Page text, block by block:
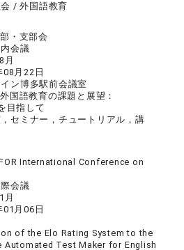
/ 外国語教育
・支部会
内会議
月
08月22日
ン博多駅前会議室
国語教育の課題と展望：
目指して
セミナー，チュートリアル，講
International Conference on
際会議
月
01月06日
of the Elo Rating System to the
Automated Test Maker for English